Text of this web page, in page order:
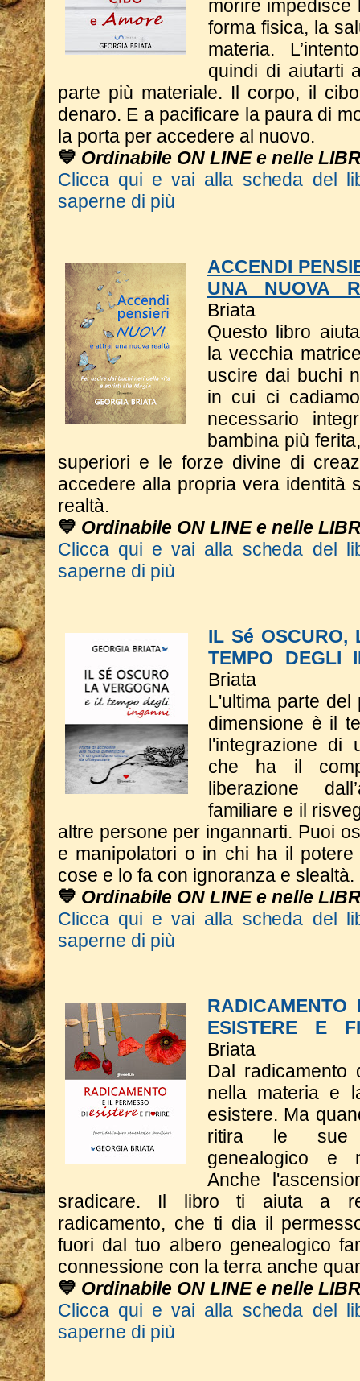
morire
forma fisica, la
materia.
quindi di aiutarti
parte più materiale. Il corpo, il
denaro. E a pacificare la paura di
la porta per accedere al nuovo.
💙 Ordinabile ON LINE e nelle
Clicca qui e vai alla scheda del
saperne di più
ACCENDI
UNA NUOVA
Briata
Questo libro a
la vecchia
uscire dai buchi
in cui ci
necessario
bambina più
superiori e le forze divine di
accedere alla propria vera identità
realtà.
💙 Ordinabile ON LINE e nelle
Clicca qui e vai alla scheda del
saperne di più
IL Sé OSCURO,
TEMPO DEGLI
Briata
L'ultima parte del
dimensione è il
l'integrazione di
che ha il
liberazione
familiare e il
altre persone per ingannarti. Puoi
e manipolatori o in chi ha il
cose e lo fa con ignoranza e slealtà.
💙 Ordinabile ON LINE e nelle
Clicca qui e vai alla scheda del
saperne di più
ESISTERE E
Briata
Dal radicamento
nella materia e
esistere. Ma
ritira le sue
genealogico e
Anche
sradicare. Il libro ti aiuta a
radicamento, che ti dia il
fuori dal tuo albero genealogico
connessione con la terra anche
💙 Ordinabile ON LINE e nelle
Clicca qui e vai alla scheda del
saperne di più